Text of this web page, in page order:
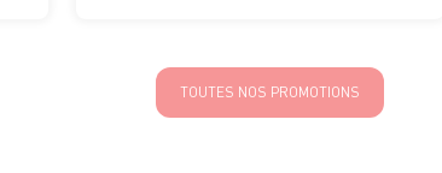
TOUTES NOS PROMOTIONS